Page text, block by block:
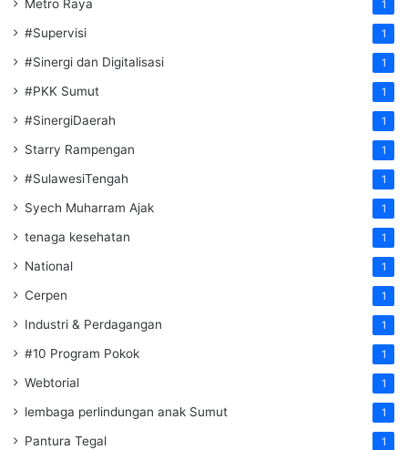
Metro Raya 1
#Supervisi 1
#Sinergi dan Digitalisasi 1
#PKK Sumut 1
#SinergiDaerah 1
Starry Rampengan 1
#SulawesiTengah 1
Syech Muharram Ajak 1
tenaga kesehatan 1
National 1
Cerpen 1
Industri & Perdagangan 1
#10 Program Pokok 1
Webtorial 1
lembaga perlindungan anak Sumut 1
Pantura Tegal 1